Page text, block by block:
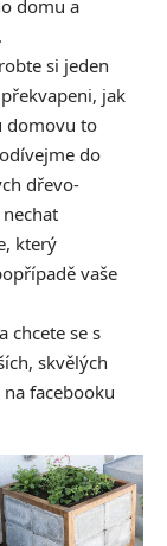
domu a
si jeden
jak
domovu to
do
dřevo-
který
vaše
chcete se s
skvělých
facebooku